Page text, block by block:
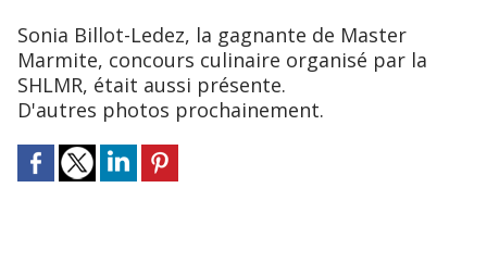
Sonia Billot-Ledez, la gagnante de Master
Marmite, concours culinaire organisé par la
SHLMR, était aussi présente.
D'autres photos prochainement.